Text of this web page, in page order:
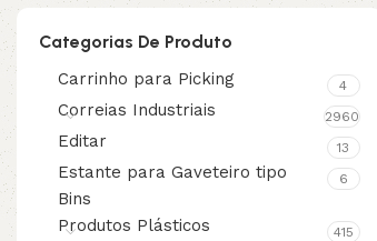
Categorias De Produto
Carrinho para Picking 4
Correias Industriais 2960
Editar 13
Estante para Gaveteiro tipo
Bins
6
Produtos Plásticos 415